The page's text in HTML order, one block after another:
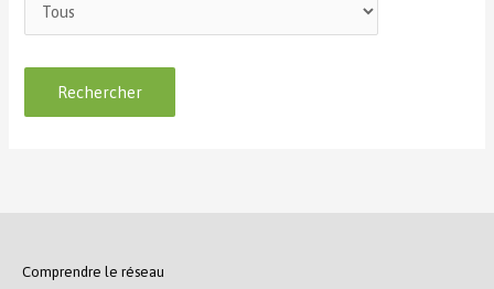
Comprendre le réseau